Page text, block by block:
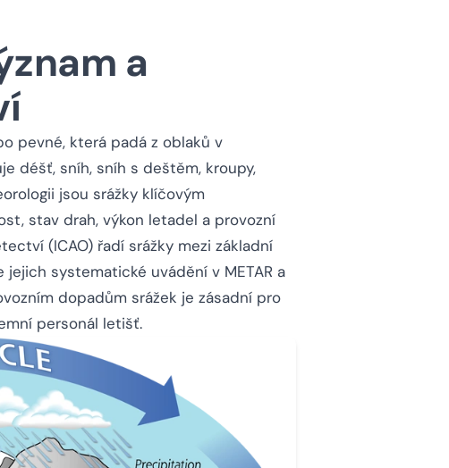
a
pevné, která padá z oblaků v
déšť, sníh, sníh s deštěm, kroupy,
jsou srážky klíčovým
stav drah, výkon letadel a provozní
(ICAO) řadí srážky mezi základní
systematické uvádění v METAR a
dopadům srážek je zásadní pro
personál letišť.